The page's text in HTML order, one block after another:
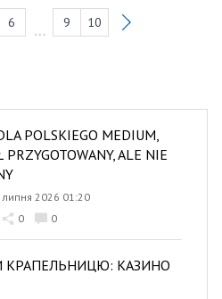
6 9 10
POLSKIEGO MEDIUM,
PRZYGOTOWANY, ALE NIE
липня 2026 01:20
0 0
КРАПЕЛЬНИЦЮ: КАЗИНО